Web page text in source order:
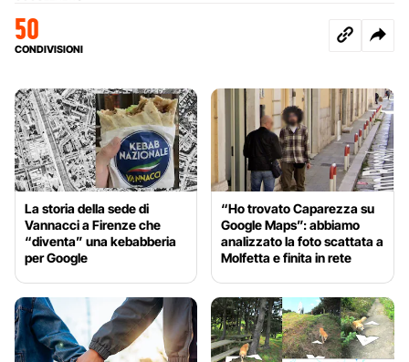
50
CONDIVISIONI
La storia della sede di
Vannacci a Firenze che
“diventa” una kebabberia
per Google
“Ho trovato Caparezza su
Google Maps”: abbiamo
analizzato la foto scattata a
Molfetta e finita in rete